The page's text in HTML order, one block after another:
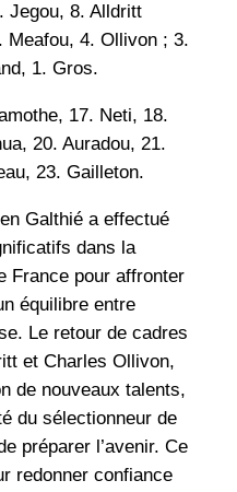
Jegou, 8. Alldritt
Meafou, 4. Ollivon ; 3.
1. Gros.
17. Neti, 18.
20. Auradou, 21.
23. Gailleton.
Galthié a effectué
dans la
France pour affronter
équilibre entre
Le retour de cadres
et Charles Ollivon,
de nouveaux talents,
du sélectionneur de
préparer l’avenir. Ce
redonner confiance